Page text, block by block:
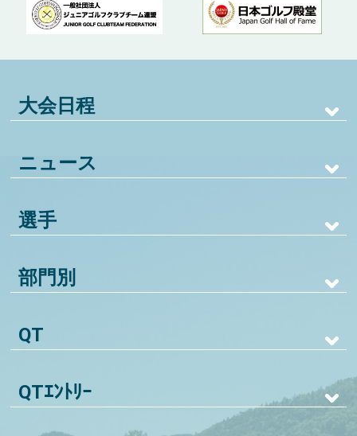
大会日程
ニュース
選手
部門別
QT
QTｴﾝﾄﾘｰ